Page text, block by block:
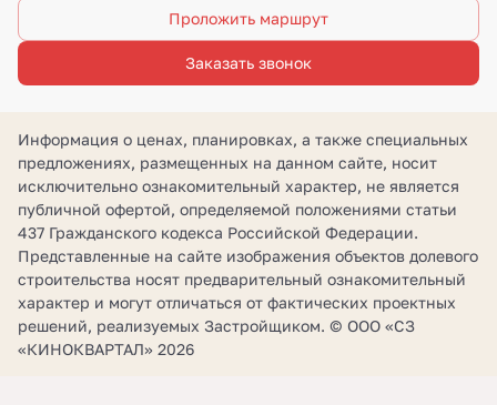
Проложить маршрут
Заказать звонок
Информация о ценах, планировках, а также специальных
предложениях, размещенных на данном сайте, носит
исключительно ознакомительный характер, не является
публичной офертой, определяемой положениями статьи
437 Гражданского кодекса Российской Федерации.
Представленные на сайте изображения объектов долевого
строительства носят предварительный ознакомительный
характер и могут отличаться от фактических проектных
решений, реализуемых Застройщиком. © ООО «СЗ
«КИНОКВАРТАЛ» 2026